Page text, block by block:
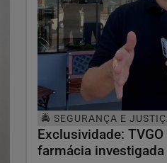
🚔 SEGURANÇA E
Exclusividade:
farmácia